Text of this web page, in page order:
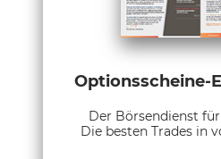
Optionsscheine-
Der Börsendienst
Die besten Trades in